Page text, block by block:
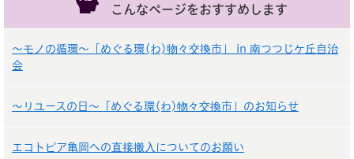
こんなページをおすすめします
～モノの循環～「めぐる環(わ)物々交換市」 in 南つつじケ丘自治
会
～リユースの日～「めぐる環(わ)物々交換市」のお知らせ
エコトピア亀岡への直接搬入についてのお願い